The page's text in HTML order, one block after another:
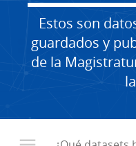
Estos son
guardados y
de la